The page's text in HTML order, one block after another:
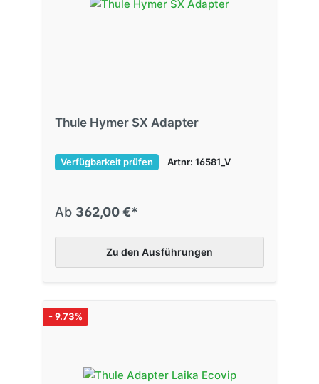
Thule Hymer SX Adapter
Verfügbarkeit prüfen Artnr: 16581_V
Ab 362,00 €*
Zu den Ausführungen
- 9.73%